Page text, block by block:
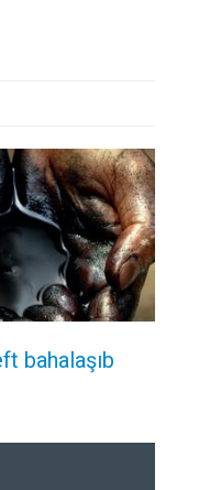
bahalaşıb